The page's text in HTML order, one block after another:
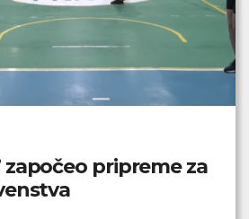
započeo pripreme za